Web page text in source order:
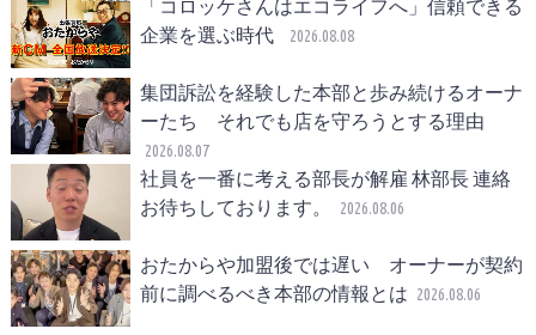
「コロッケさんはエコライフへ」信頼できる
企業を選ぶ時代
2026.08.08
集団訴訟を経験した本部と歩み続けるオーナ
ーたち それでも店を守ろうとする理由
2026.08.07
社員を一番に考える部長が解雇 林部長 連絡
お待ちしております。
2026.08.06
おたからや加盟後では遅い オーナーが契約
前に調べるべき本部の情報とは 2026.08.06